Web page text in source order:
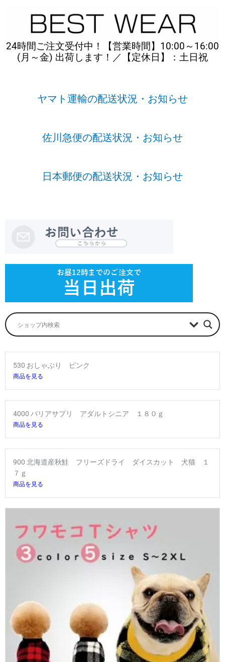
24時間ご注文受付中！【営業時間】10:00～16:00
(月～金) 出荷します！／【定休日】：土日祝
ヤマト運輸の配送状況・お知らせ
佐川急便の配送状況・お知らせ
日本郵便の配送状況・お知らせ
530 おしゃぶり ピンク
商品を見る
4000 バリアサプリ アダルトシニア １８０ｇ
商品を見る
900 北海道産秋鮭 フリーズドライ ダイスカット 犬猫 １
７ｇ
商品を見る